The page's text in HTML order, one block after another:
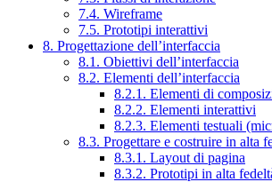
7.4. Wireframe
7.5. Prototipi interattivi
8. Progettazione dell’interfaccia
8.1. Obiettivi dell’interfaccia
8.2. Elementi dell’interfaccia
8.2.1. Elementi di
8.2.2. Elementi interattivi
8.2.3. Elementi testuali
8.3. Progettare e costruire in alta
8.3.1. Layout di pagina
8.3.2. Prototipi in alta